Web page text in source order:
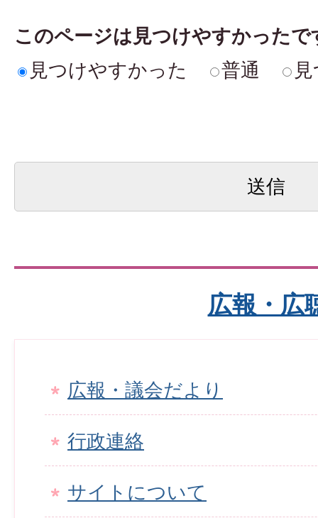
このページは見つけやすかったで
見つけやすかった
普通
広報・広
広報・議会だより
行政連絡
サイトについて